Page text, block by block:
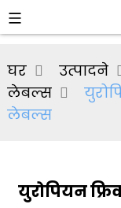
घर उत्पादने
लेबल्स
लेबल्स
युरोपियन